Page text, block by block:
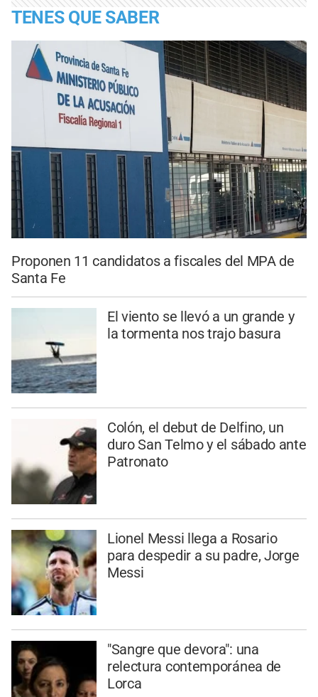
TENES QUE SABER
Proponen 11 candidatos a fiscales del MPA de
Santa Fe
El viento se llevó a un grande y
la tormenta nos trajo basura
Colón, el debut de Delfino, un
duro San Telmo y el sábado ante
Patronato
Lionel Messi llega a Rosario
para despedir a su padre, Jorge
Messi
"Sangre que devora": una
relectura contemporánea de
Lorca